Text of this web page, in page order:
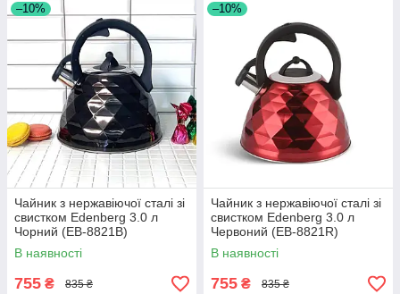
–10%
Чайник з нержавіючої сталі зі
свистком Edenberg 3.0 л
Чорний (EB-8821B)
В наявності
755 ₴ 835 ₴
–10%
Чайник з нержавіючої сталі зі
свистком Edenberg 3.0 л
Червоний (EB-8821R)
В наявності
755 ₴ 835 ₴